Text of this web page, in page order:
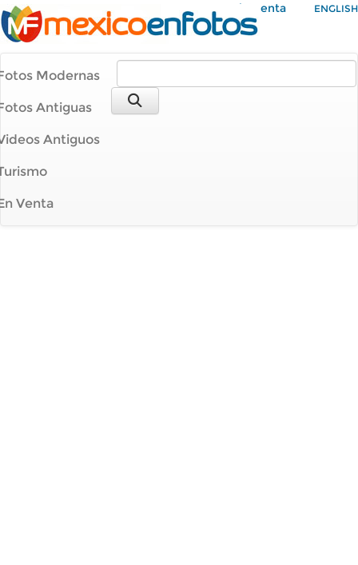
Mi Cuenta ENGLISH
Modernas
Antiguas
Antiguos
Venta